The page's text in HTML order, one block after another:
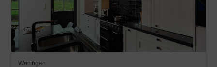
Woningen